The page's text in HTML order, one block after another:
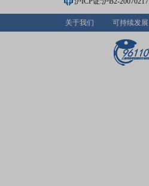
关于我们 可持续发展